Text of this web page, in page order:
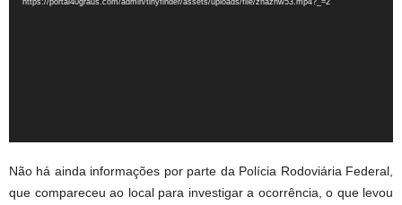
https://portal40graus.com/admin/tinyfinder/assets/uploads/file/znaznw53.mp4?_=2
Não há ainda informações por parte da Polícia Rodoviária Federal,
que compareceu ao local para investigar a ocorrência, o que levou